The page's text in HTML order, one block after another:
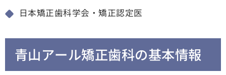
日本矯正歯科学会・矯正認定医
青山アール矯正歯科の基本情報